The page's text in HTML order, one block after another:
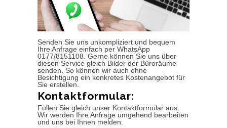
Senden Sie uns unkompliziert und bequem
Ihre Anfrage einfach per WhatsApp
0177/8151108. Gerne können Sie uns über
diesen Service gleich Bilder der Büroräume
senden. So können wir auch ohne
Besichtigung ein konkretes Kostenangebot für
Sie erstellen.
Kontaktformular:
Füllen Sie gleich unser Kontaktformular aus.
Wir werden Ihre Anfrage umgehend bearbeiten
und uns bei Ihnen melden.